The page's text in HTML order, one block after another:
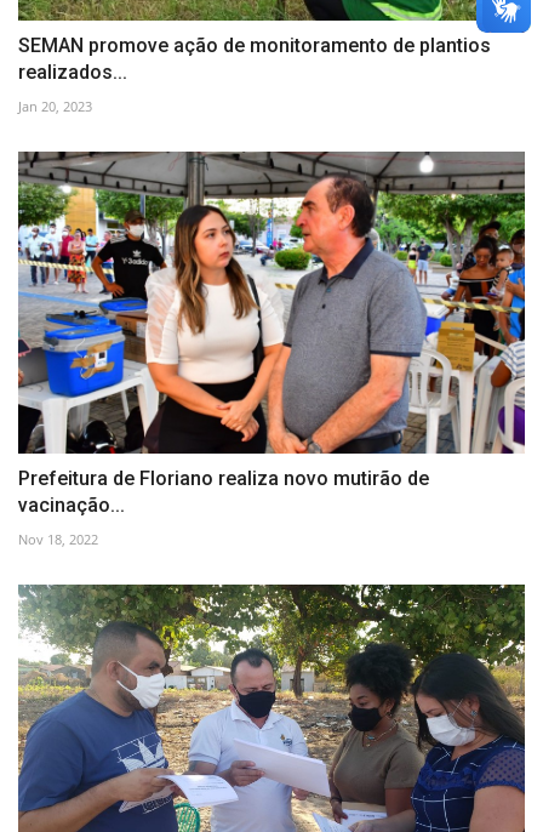
SEMAN promove ação de monitoramento de plantios
realizados...
Jan 20, 2023
Prefeitura de Floriano realiza novo mutirão de
vacinação...
Nov 18, 2022